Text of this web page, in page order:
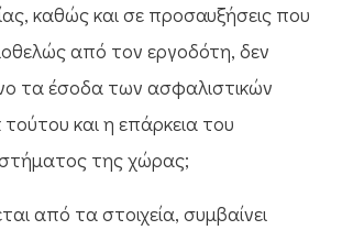
καθώς και σε προσαυξήσεις που
από τον εργοδότη, δεν
τα έσοδα των ασφαλιστικών
και η επάρκεια του
της χώρας;
από τα στοιχεία, συμβαίνει